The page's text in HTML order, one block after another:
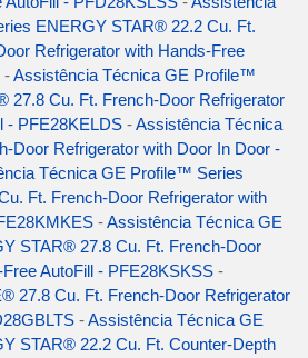
ENERGY STAR® 22.2 Cu. Ft.
Refrigerator with Hands-Free
-Assistência Técnica GE Profile™
27.8 Cu. Ft. French-Door Refrigerator
- PFE28KELDS -Assistência Técnica
Door Refrigerator with Door In Door -
Técnica GE Profile™ Series
Ft. French-Door Refrigerator with
-Assistência Técnica GE
STAR® 27.8 Cu. Ft. French-Door
AutoFill - PFE28KSKSS -
27.8 Cu. Ft. French-Door Refrigerator
-Assistência Técnica GE
STAR® 22.2 Cu. Ft. Counter-Depth